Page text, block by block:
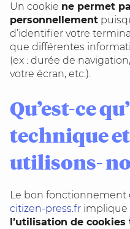
Un cookie ne permet
personnellement
d’identifier votre
que différentes
(ex : durée de
votre écran, etc.).
Qu’est-ce
technique
utilisons-
Le bon
citizen-press.fr implique
l’utilisation de cookies